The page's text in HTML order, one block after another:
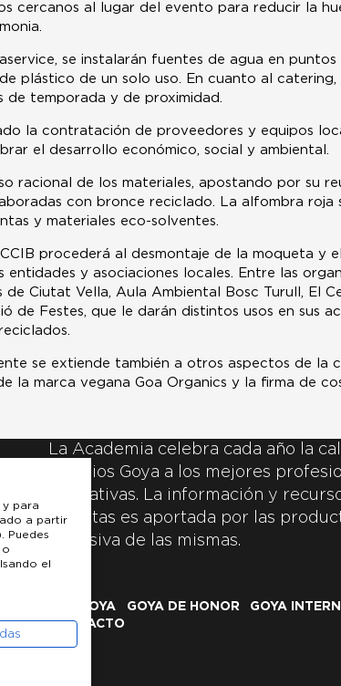
cercanos al lugar del evento para reducir la
se instalarán fuentes de agua en
plástico de un solo uso. En cuanto al catering,
de temporada y de proximidad.
la contratación de proveedores y equipos
el desarrollo económico, social y ambiental.
racional de los materiales, apostando por su
con bronce reciclado. La alfombra roja
y materiales eco-solventes.
procederá al desmontaje de la moqueta y
y asociaciones locales. Entre las
Ciutat Vella, Aula Ambiental Bosc Turull, El
de Festes, que le darán distintos usos en sus
se extiende también a otros aspectos de la
la marca vegana Goa Organics y la firma de
La Academia celebra cada año la
Premios Goya a los mejores
y creativas. La información y
inscritas es aportada por las
exclusiva de las mismas.
LOS GOYA GOYA DE HONOR GOYA
CONTACTO
y para
a partir
Puedes
o
el